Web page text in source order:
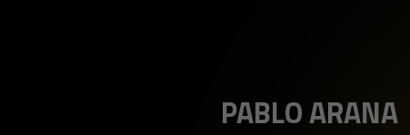
PABLO ARANA